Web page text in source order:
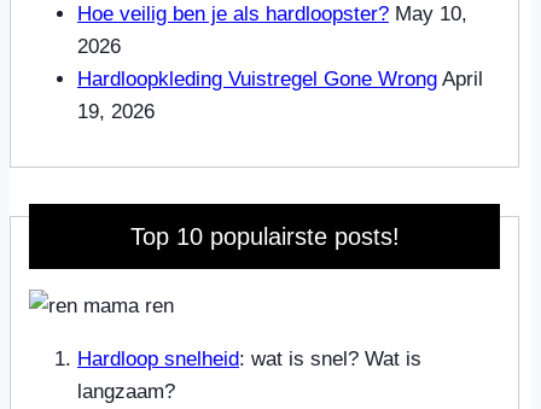
Hoe veilig ben je als hardloopster? May 10,
2026
Hardloopkleding Vuistregel Gone Wrong April
19, 2026
Top 10 populairste posts!
Hardloop snelheid: wat is snel? Wat is
langzaam?